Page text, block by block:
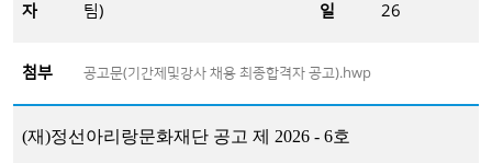
자
팀)
일
26
첨부 공고문(기간제및강사 채용 최종합격자 공고).hwp
(재)정선아리랑문화재단 공고 제 2026 - 6호